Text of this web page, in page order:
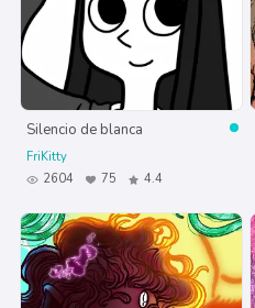
Silencio de blanca
FriKitty
2604
75 4.4